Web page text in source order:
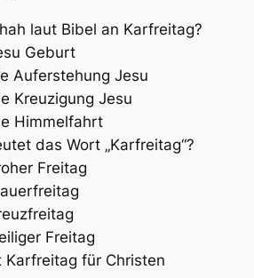
laut Bibel an Karfreitag?
Geburt
Auferstehung Jesu
Kreuzigung Jesu
Himmelfahrt
das Wort „Karfreitag“?
Freitag
Freitag
Karfreitag für Christen